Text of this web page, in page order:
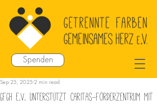
Spenden
GFGH e.V. unterstützt Caritas-Förderzentrum mit
Sep 25, 2025 2 min read